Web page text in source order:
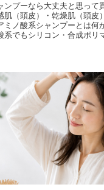
ンプーなら大丈夫と思って
肌（頭皮）・乾燥肌（頭皮
ミノ酸系シャンプーとは何
系でもシリコン・合成ポリ